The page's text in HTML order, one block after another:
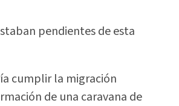
pendientes de esta
cumplir la migración
de una caravana de